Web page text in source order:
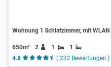
Wohnung 1 Schlafzimmer, mit WLAN
650m² 2 1
1
4.8
( 232 Bewertungen )